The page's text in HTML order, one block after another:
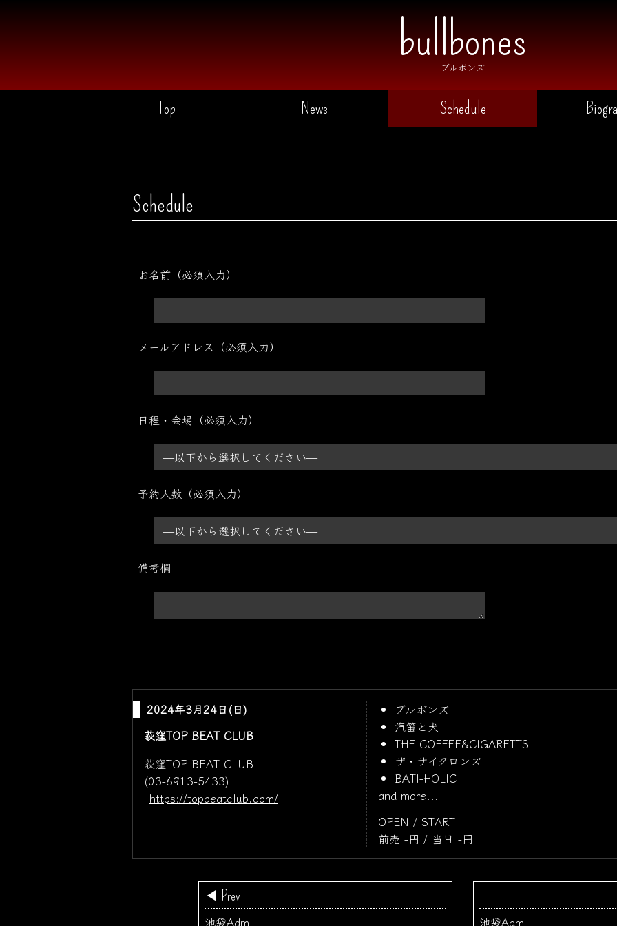
ブルボンズ
Top News Schedule
Schedule
お名前（必須入力）
メールアドレス（必須入力）
日程・会場（必須入力）
予約人数（必須入力）
備考欄
2024年3月24日(日)
荻窪TOP BEAT CLUB
荻窪TOP BEAT CLUB
(03-6913-5433)
https://topbeatclub.com/
ブルボンズ
汽笛と犬
THE COFFEE&CIGARETTS
ザ・サイクロンズ
BATI-HOLIC
and more...
OPEN / START
前売 -円 / 当日 -円
◀ Prev
池袋Adm
池袋Adm